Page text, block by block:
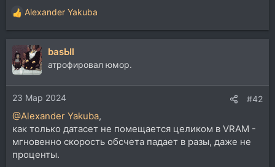
Р
е
а
к
ц
и
и
:
Alexander Yakuba
basЫl
атрофировал юмор.
23 Мар 2024 #42
@Alexander Yakuba,
как только датасет не помещается целиком в VRAM -
мгновенно скорость обсчета падает в разы, даже не
проценты.